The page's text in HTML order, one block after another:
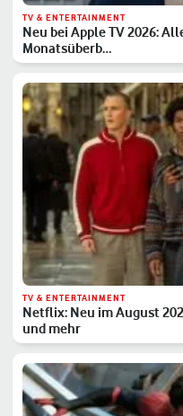
TV & ENTERTAINMENT
Neu bei Apple TV 2026:
Monatsüberb…
TV & ENTERTAINMENT
Netflix: Neu im August
und mehr